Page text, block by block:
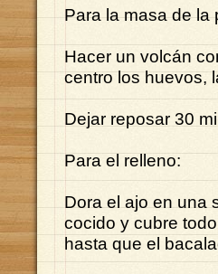
Para la masa de la
Hacer un volcán
centro los huevos,
Dejar reposar 30
Para el relleno:
Dora el ajo en una
cocido y cubre
hasta que el